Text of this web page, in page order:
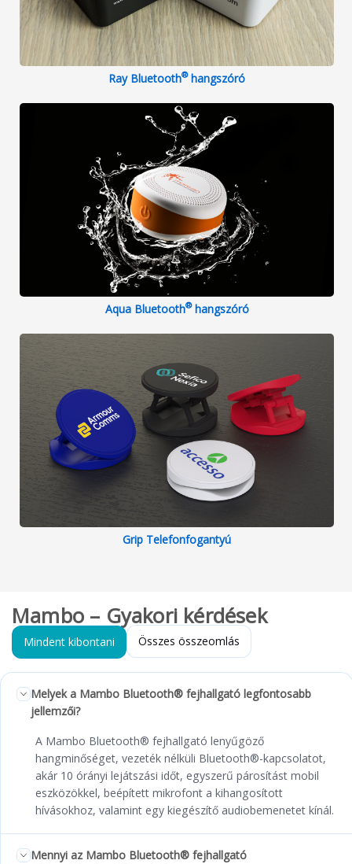
Ray Bluetooth®hangszóró
Aqua Bluetooth®hangszóró
Grip Telefonfogantyú
Mambo – Gyakori kérdések
Mindent kibontani Összes összeomlás
Melyek a Mambo Bluetooth® fejhallgató legfontosabb
jellemzői?
A Mambo Bluetooth® fejhallgató lenyűgöző
hangminőséget, vezeték nélküli Bluetooth®-kapcsolatot,
akár 10 órányi lejátszási időt, egyszerű párosítást mobil
eszközökkel, beépített mikrofont a kihangosított
hívásokhoz, valamint egy kiegészítő audiobemenetet kínál.
Mennyi az Mambo Bluetooth® fejhallgató